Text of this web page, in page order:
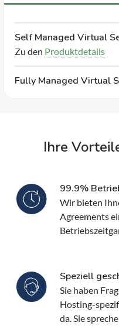
Self Managed Virtual
Zu den Produktdetails
Fully Managed Virtual
Ihre
99.9%
Wir bieten
Agreements
Speziell
Sie haben
Hosting-
da. Sie